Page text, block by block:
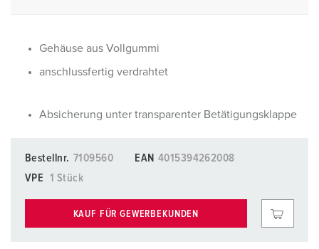
Gehäuse aus Vollgummi
anschlussfertig verdrahtet
Absicherung unter transparenter Betätigungsklappe
Bestellnr. 7109560 EAN 4015394262008
VPE
1 Stück
KAUF FÜR GEWERBEKUNDEN